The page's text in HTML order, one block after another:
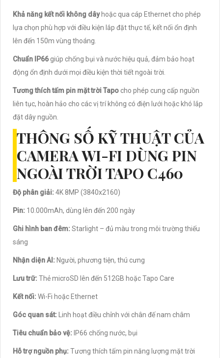
Khả năng kết nối không dâyhoặc qua cáp Ethernet cho phép
lựa chọn phù hợp với điều kiện lắp đặt thực tế, kết nối ổn định
lên đến 150m vùng thoáng.
Chuẩn IP66 giúp chống bụi và nước hiệu quả, đảm bảo hoạt
động ổn định dưới mọi điều kiện thời tiết ngoài trời.
Tương thích tấm pin mặt trời Tapocho phép cung cấp nguồn
liên tục, hoàn hảo cho các vị trí không có điện lưới hoặc khó lắp
đặt dây nguồn.
THÔNG SỐ KỸ THUẬT CỦA
CAMERA WI-FI DÙNG PIN
NGOÀI TRỜI TAPO C460
Độ phân giải: 4K 8MP (3840x2160)
Pin: 10.000mAh, dùng lên đến 200 ngày
Ghi hình ban đêm: Starlight – đủ màu trong môi trường thiếu
sáng
Nhận diện AI: Người, phương tiện, thú cưng
Lưu trữ: Thẻ microSD lên đến 512GB hoặc Tapo Care
Kết nối: Wi-Fi hoặc Ethernet
Góc quan sát: Linh hoạt điều chỉnh với chân đế nam châm
Tiêu chuẩn bảo vệ: IP66 chống nước, bụi
Hỗ trợ nguồn phụ: Tương thích tấm pin năng lượng mặt trời